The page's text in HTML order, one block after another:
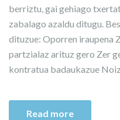
berriztu, gai gehiago
zabalago azaldu ditugu.
dituzue: Oporren iraupena
partzialaz arituz gero Zer
kontratua badaukazue
Read more